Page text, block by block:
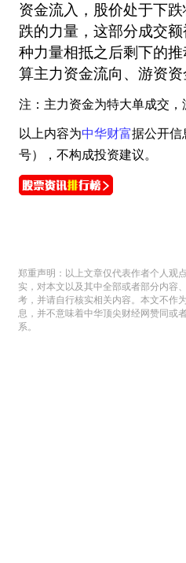
资金流入，股价处于下
跌的力量，这部分成交
种力量相抵之后剩下的
算主力资金流向、游资资
注：主力资金为特大单成交
以上内容为中华财富据公开信
号），不构成投资建议。